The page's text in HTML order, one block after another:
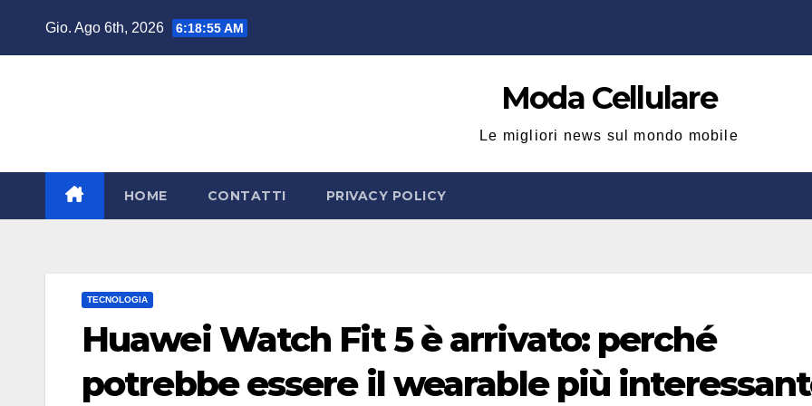
Gio. Ago 6th, 2026 6:18:56 AM
Moda Cellulare
Le migliori news sul mondo mobile
HOME CONTATTI PRIVACY POLICY
TECNOLOGIA
Huawei Watch Fit 5 è arrivato: perché
potrebbe essere il wearable più